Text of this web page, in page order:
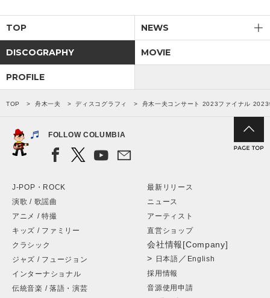
TOP NEWS
DISCOGRAPHY MOVIE
PROFILE
TOP 舟木一夫 ディスコグラフィ 舟木一夫コンサート 2023ファイナル
FOLLOW COLUMBIA
J-POP・ROCK
演歌 / 歌謡曲
アニメ / 特撮
キッズ / ファミリー
クラシック
ジャズ / フュージョン
インターナショナル
伝統音楽 / 落語・演芸
最新リリース
ニュース
アーティスト
直営ショップ
会社情報[Company]
> 日本語 ／ English
採用情報
音源使用申請